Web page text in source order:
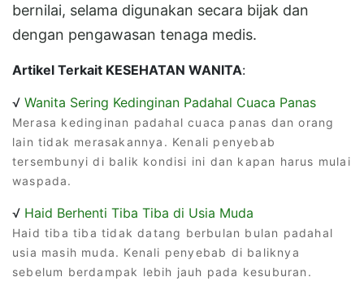
bernilai, selama digunakan secara bijak dan
dengan pengawasan tenaga medis.
Artikel Terkait KESEHATAN WANITA:
√ Wanita Sering Kedinginan Padahal Cuaca Panas
Merasa kedinginan padahal cuaca panas dan orang
lain tidak merasakannya. Kenali penyebab
tersembunyi di balik kondisi ini dan kapan harus mulai
waspada.
√ Haid Berhenti Tiba Tiba di Usia Muda
Haid tiba tiba tidak datang berbulan bulan padahal
usia masih muda. Kenali penyebab di baliknya
sebelum berdampak lebih jauh pada kesuburan.